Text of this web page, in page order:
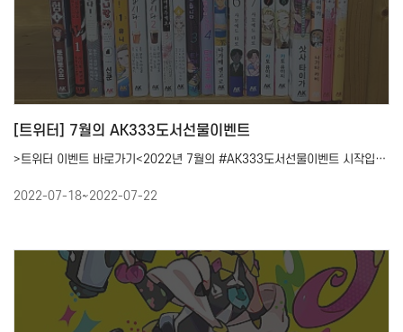
[트위터] 7월의 AK333도서선물이벤트
>트위터 이벤트 바로가기<2022년 7월의 #AK333도서선물이벤트 시작입니다! 매월 【3째주】 …
2022-07-18~2022-07-22